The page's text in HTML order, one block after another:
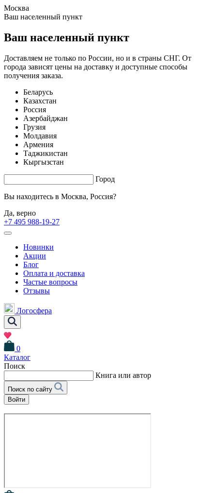
Москва
Ваш населенный пункт
Ваш населенный пункт
Доставляем не только по России, но и в страны СНГ. От
города зависят цены на доставку и доступные способы
получения заказа.
Беларусь
Казахстан
Россия
Азербайджан
Грузия
Молдавия
Армения
Таджикистан
Кыргызстан
Город
Вы находитесь в Москва, Россия?
Да, верно
+7 495 988-19-27
Новинки
Акции
Блог
Оплата и доставка
Частые вопросы
Отзывы
Логосфера
0
Каталог
Поиск
Книга или автор
Поиск по сайту
Войти